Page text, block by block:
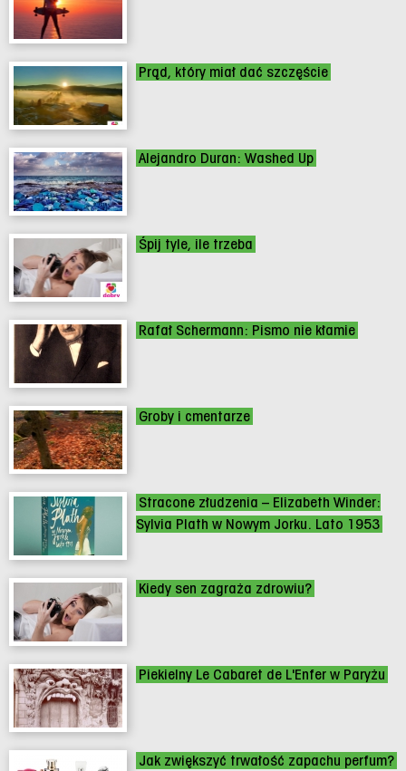
Prąd, który miał dać szczęście
Alejandro Duran: Washed Up
Śpij tyle, ile trzeba
Rafał Schermann: Pismo nie kłamie
Groby i cmentarze
Stracone złudzenia – Elizabeth Winder:
Sylvia Plath w Nowym Jorku. Lato 1953
Kiedy sen zagraża zdrowiu?
Piekielny Le Cabaret de L'Enfer w Paryżu
Jak zwiększyć trwałość zapachu perfum?